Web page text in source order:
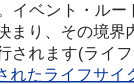
イベント・ル
まり、その境
されます(ライ
れたライフサイ